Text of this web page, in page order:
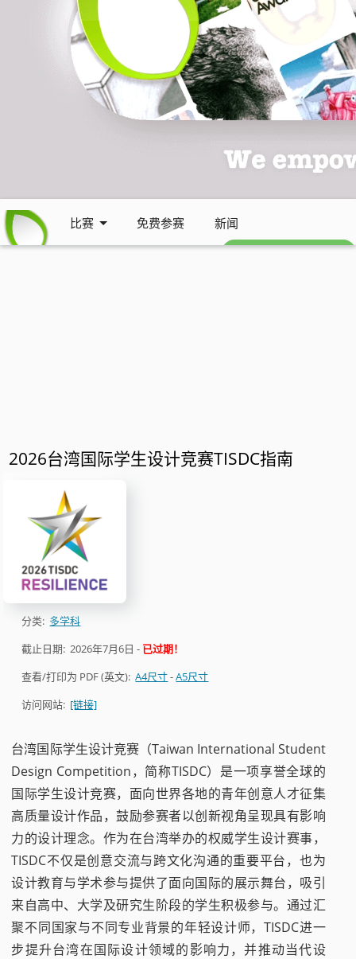
比赛 免费参赛 新闻
免费每周通讯 (英文)
2026台湾国际学生设计竞赛TISDC指南
分类: 多学科
截止日期:2026年7月6日 - 已过期！
查看/打印为 PDF (英文):A4尺寸-A5尺寸
访问网站: [链接]
台湾国际学生设计竞赛（Taiwan International Student
Design Competition，简称TISDC）是一项享誉全球的
国际学生设计竞赛，面向世界各地的青年创意人才征集
高质量设计作品，鼓励参赛者以创新视角呈现具有影响
力的设计理念。作为在台湾举办的权威学生设计赛事，
TISDC不仅是创意交流与跨文化沟通的重要平台，也为
设计教育与学术参与提供了面向国际的展示舞台，吸引
来自高中、大学及研究生阶段的学生积极参与。通过汇
聚不同国家与不同专业背景的年轻设计师，TISDC进一
步提升台湾在国际设计领域的影响力，并推动当代设